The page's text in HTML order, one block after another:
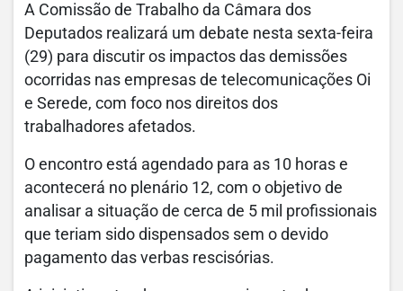
A Comissão de Trabalho da Câmara dos
Deputados realizará um debate nesta sexta-feira
(29) para discutir os impactos das demissões
ocorridas nas empresas de telecomunicações Oi
e Serede, com foco nos direitos dos
trabalhadores afetados.
O encontro está agendado para as 10 horas e
acontecerá no plenário 12, com o objetivo de
analisar a situação de cerca de 5 mil profissionais
que teriam sido dispensados sem o devido
pagamento das verbas rescisórias.